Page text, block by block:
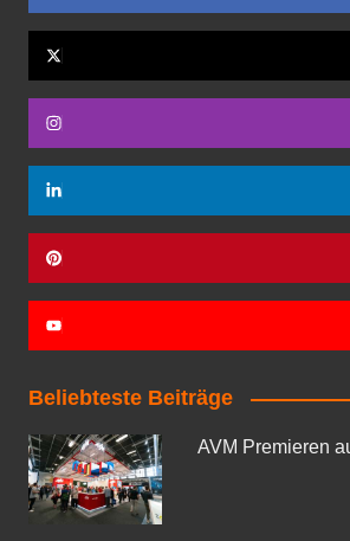
Beliebteste Beiträge
AVM Premieren